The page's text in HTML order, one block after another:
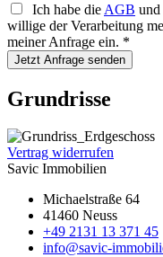
Ich habe die AGB und
willige der Verarbeitung
meiner Anfrage ein. *
Jetzt Anfrage senden
Grundrisse
Vertrag widerrufen
Savic Immobilien
Michaelstraße 64
41460 Neuss
+49 2131 13 371 45
info@savic-